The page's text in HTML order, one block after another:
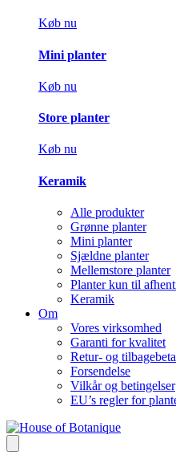
Køb nu
Mini planter
Køb nu
Store planter
Køb nu
Keramik
Alle produkter
Grønne planter
Mini planter
Sjældne planter
Mellemstore planter
Planter kun til
Keramik
Om
Vores virksomhed
Garanti for kvalitet
Retur- og
Forsendelse
Vilkår og betingelser
EU’s regler for